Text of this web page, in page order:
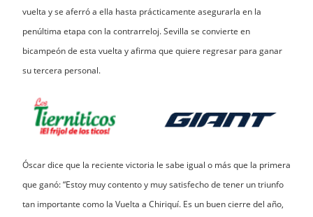
vuelta y se aferró a ella hasta prácticamente asegurarla en la
penúltima etapa con la contrarreloj. Sevilla se convierte en
bicampeón de esta vuelta y afirma que quiere regresar para ganar
su tercera personal.
Óscar dice que la reciente victoria le sabe igual o más que la primera
que ganó: “Estoy muy contento y muy satisfecho de tener un triunfo
tan importante como la Vuelta a Chiriquí. Es un buen cierre del año,